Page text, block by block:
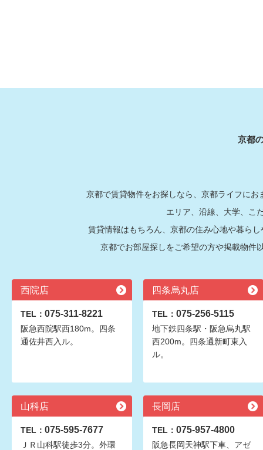
京都
京都で賃貸物件をお探しなら、京都ライフに
エリア、沿線、大学、こ
賃貸情報はもちろん、京都の住み心地や暮ら
京都でお部屋探しをご希望の方や掲載物件
西院店
TEL： 075-311-8221
阪急西院駅西180m。四条
通佐井西入ル。
四条烏丸店
TEL： 075-256-5115
地下鉄四条駅・阪急烏丸駅
西200m。四条通新町東入
ル。
山科店
TEL： 075-595-7677
ＪＲ山科駅徒歩3分。外環
長岡店
TEL： 075-957-4800
阪急長岡天神駅下車、アゼ